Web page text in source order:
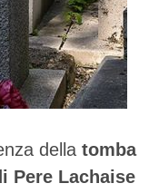
della tomba
Pere Lachaise